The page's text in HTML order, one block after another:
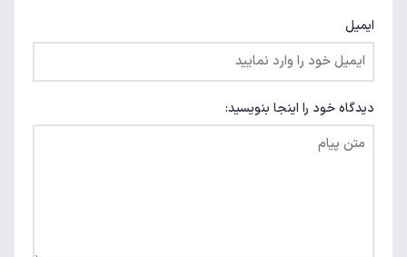
ایمیل
دیدگاه خود را اینجا بنویسید: